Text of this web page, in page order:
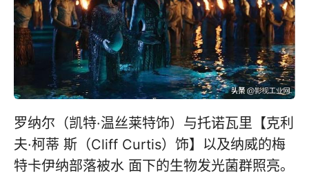
罗纳尔（凯特·温丝莱特饰）与托诺瓦里【克利
夫·柯蒂 斯（Cliff Curtis）饰】以及纳威的梅
特卡伊纳部落被水 面下的生物发光菌群照亮。